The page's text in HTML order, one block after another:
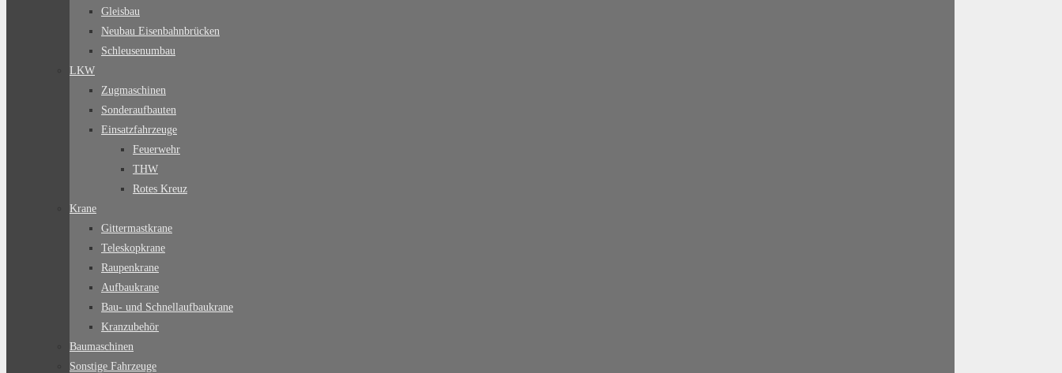
Gleisbau
Neubau Eisenbahnbrücken
Schleusenumbau
LKW
Zugmaschinen
Sonderaufbauten
Einsatzfahrzeuge
Feuerwehr
THW
Rotes Kreuz
Krane
Gittermastkrane
Teleskopkrane
Raupenkrane
Aufbaukrane
Bau- und Schnellaufbaukrane
Kranzubehör
Baumaschinen
Sonstige Fahrzeuge